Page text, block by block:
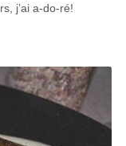
j’ai a-do-ré!